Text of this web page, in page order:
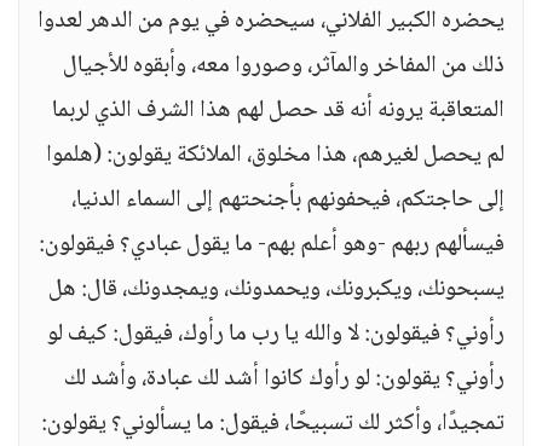
يحضره الكبير الفلاني، سيحضره في يوم من الدهر لعدوا
ذلك من المفاخر والمآثر، وصوروا معه، وأبقوه للأجيال
المتعاقبة يرونه أنه قد حصل لهم هذا الشرف الذي لربما
لم يحصل لغيرهم، هذا مخلوق، الملائكة يقولون: (هلموا
إلى حاجتكم، فيحفونهم بأجنحتهم إلى السماء الدنيا،
فيسألهم ربهم -وهو أعلم بهم- ما يقول عبادي؟ فيقولون:
يسبحونك، ويكبرونك، ويحمدونك، ويمجدونك، قال: هل
رأوني؟ فيقولون: لا والله يا رب ما رأوك، فيقول: كيف لو
رأوني؟ يقولون: لو رأوك كانوا أشد لك عبادة، وأشد لك
تمجيدًا، وأكثر لك تسبيحًا، فيقول: ما يسألوني؟ يقولون: